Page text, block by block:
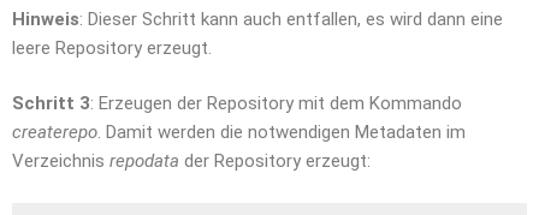
Hinweis: Dieser Schritt kann auch entfallen, es wird dann eine
leere Repository erzeugt.
Schritt 3: Erzeugen der Repository mit dem Kommando
createrepo. Damit werden die notwendigen Metadaten im
Verzeichnis repodata der Repository erzeugt: